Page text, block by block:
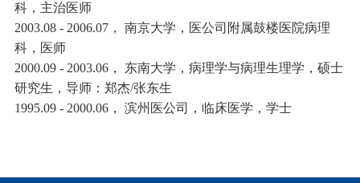
科，主治医师
2003.08 - 2006.07， 南京大学，医公司附属鼓楼医院病理
科，医师
2000.09 - 2003.06， 东南大学，病理学与病理生理学，硕士
研究生 ，导师：郑杰/张东生
1995.09 - 2000.06， 滨州医公司，临床医学，学士